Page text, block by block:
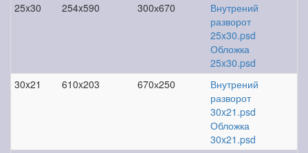
25x30
254x590 300х670
Внутрений
разворот
25x30.psd
Обложка
25x30.psd
30x21
610x203 670х250
Внутрений
разворот
30x21.psd
Обложка
30x21.psd